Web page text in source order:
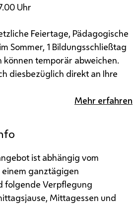
Uhr
Feiertage, Pädagogische
Sommer, 1 Bildungsschließtag
temporär abweichen.
diesbezüglich direkt an Ihre
Mehr erfahren
ist abhängig vom
einem ganztägigen
folgende Verpflegung
Mittagessen und